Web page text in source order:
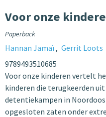
Voor onze
Paperback
Hannan Jamaï
Gerrit Loots
9789493510685
Voor onze kinderen vertelt
kinderen die terugkeerden
detentiekampen in
opgesloten zaten onder